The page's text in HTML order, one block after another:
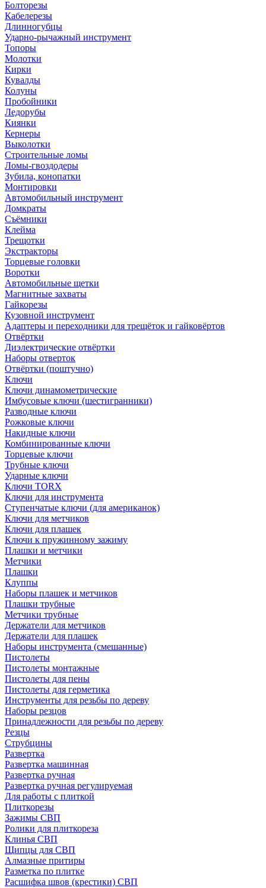
Болторезы
Кабелерезы
Длинногубцы
Ударно-рычажный инструмент
Топоры
Молотки
Кирки
Кувалды
Колуны
Пробойники
Ледорубы
Киянки
Кернеры
Выколотки
Строительные ломы
Ломы-гвоздодеры
Зубила, конопатки
Монтировки
Автомобильный инструмент
Домкраты
Съёмники
Клейма
Трещотки
Экстракторы
Торцевые головки
Воротки
Автомобильные щетки
Магнитные захваты
Гайкорезы
Кузовной инструмент
Адаптеры и переходники для трещёток и гайковёртов
Отвёртки
Диэлектрические отвёртки
Наборы отверток
Отвёртки (поштучно)
Ключи
Ключи динамометрические
Имбусовые ключи (шестигранники)
Разводные ключи
Рожковые ключи
Накидные ключи
Комбинированные ключи
Торцевые ключи
Трубные ключи
Ударные ключи
Ключи TORX
Ключи для инструмента
Ступенчатые ключи (для американок)
Ключи для метчиков
Ключи для плашек
Ключи к пружинному зажиму
Плашки и метчики
Метчики
Плашки
Клуппы
Наборы плашек и метчиков
Плашки трубные
Метчики трубные
Держатели для метчиков
Держатели для плашек
Наборы инструмента (смешанные)
Пистолеты
Пистолеты монтажные
Пистолеты для пены
Пистолеты для герметика
Инструменты для резьбы по дереву
Наборы резцов
Принадлежности для резьбы по дереву
Резцы
Струбцины
Развертка
Развертка машинная
Развертка ручная
Развертка ручная регулируемая
Для работы с плиткой
Плиткорезы
Зажимы СВП
Ролики для плиткореза
Клинья СВП
Щипцы для СВП
Алмазные притиры
Разметка по плитке
Расшифка швов (крестики) СВП